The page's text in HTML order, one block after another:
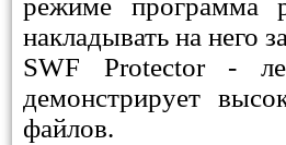
режиме программа
накладывать на него
SWF Protector -
демонстрирует
файлов.